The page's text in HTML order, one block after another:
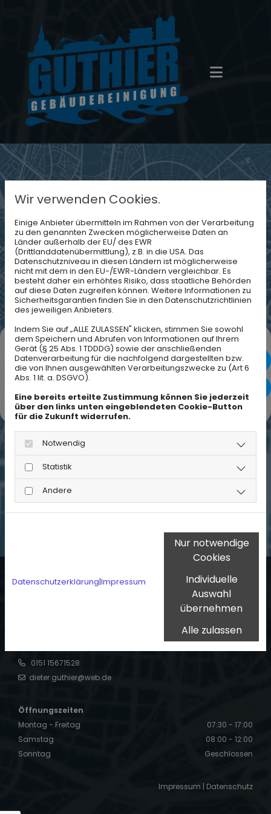
ANFAHRT
Google Maps inaktiv
Aufgrund Ihrer Cookie-Einstellungen
kann dieses Modul nicht geladen
Wenn Sie dieses Modul sehen
möchten, passen Sie bitte Ihre
Cookie-Einstellungen entsprechend
Guthier Gebäudereinigung
0151 15671528
dieter.guthier@web.de
Öffnungszeiten
Montag - Freitag
07:30 - 17:00
Samstag
08:00 - 12:00
Sonntag
Geschlossen
Impressum | Datenschutz
Wir verwenden Cookies.
Einige Anbieter übermitteln im Rahmen von der Verarbeitung
zu den genannten Zwecken möglicherweise Daten an
Länder außerhalb der EU/ des EWR
(Drittlanddatenübermittlung), z.B. in die USA. Das
Datenschutzniveau in diesen Ländern ist möglicherweise
nicht mit dem in den EU-/EWR-Ländern vergleichbar. Es
besteht daher ein erhöhtes Risiko, dass staatliche Behörden
auf diese Daten zugreifen können. Weitere Informationen zu
Sicherheitsgarantien finden Sie in den Datenschutzrichtlinien
des jeweiligen Anbieters.
Indem Sie auf „ALLE ZULASSEN" klicken, stimmen Sie sowohl
dem Speichern und Abrufen von Informationen auf Ihrem
Gerät (§ 25 Abs. 1 TDDDG) sowie der anschließenden
Datenverarbeitung für die nachfolgend dargestellten bzw.
die von Ihnen ausgewählten Verarbeitungszwecke zu (Art 6
Abs. 1 lit. a. DSGVO).
Eine bereits erteilte Zustimmung können Sie jederzeit
über den links unten eingeblendeten Cookie-Button
für die Zukunft widerrufen.
Notwendig
Statistik
Andere
Datenschutzerklärung|Impressum
Nur notwendige
Cookies
Individuelle
Auswahl
übernehmen
Alle zulassen